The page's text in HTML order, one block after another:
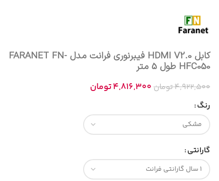
کابل HDMI V2.0 فیبرنوری فرانت مدل FARANET FN-
HFC050 طول 5 متر
4,922,500تومان 4,816,300تومان
رنگ
گارانتی